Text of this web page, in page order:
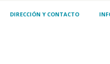
DIRECCIÓN Y CONTACTO